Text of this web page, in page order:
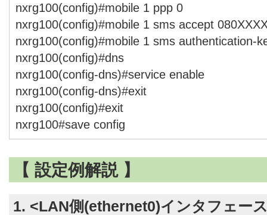
nxrg100(config)#mobile 1 ppp 0
nxrg100(config)#mobile 1 sms accept
nxrg100(config)#mobile 1 sms authentication-
nxrg100(config)#dns
nxrg100(config-dns)#service enable
nxrg100(config-dns)#exit
nxrg100(config)#exit
nxrg100#save config
【 設定例解説 】
1. <LAN側(ethernet0)インタフェー